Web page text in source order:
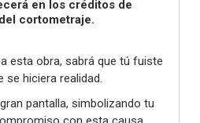
en los créditos de
cortometraje.
esta obra, sabrá que tú fuiste
se hiciera realidad.
pantalla, simbolizando tu